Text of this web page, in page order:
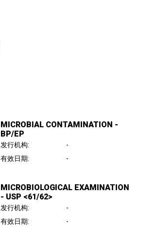
MICROBIAL CONTAMINATION -
BP/EP
发行机构:
-
有效日期: -
MICROBIOLOGICAL EXAMINATION
- USP <61/62>
发行机构:
-
有效日期: -